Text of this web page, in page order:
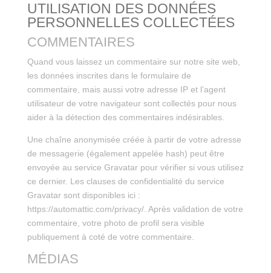
UTILISATION DES DONNÉES
PERSONNELLES COLLECTÉES
COMMENTAIRES
Quand vous laissez un commentaire sur notre site web,
les données inscrites dans le formulaire de
commentaire, mais aussi votre adresse IP et l’agent
utilisateur de votre navigateur sont collectés pour nous
aider à la détection des commentaires indésirables.
Une chaîne anonymisée créée à partir de votre adresse
de messagerie (également appelée hash) peut être
envoyée au service Gravatar pour vérifier si vous utilisez
ce dernier. Les clauses de confidentialité du service
Gravatar sont disponibles ici :
https://automattic.com/privacy/. Après validation de votre
commentaire, votre photo de profil sera visible
publiquement à coté de votre commentaire.
MÉDIAS